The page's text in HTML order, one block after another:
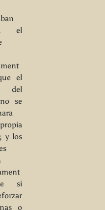
el
el
del
se
y los
si
o